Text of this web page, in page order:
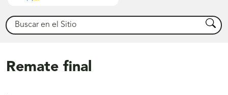
Buscar Buscar
Remate final